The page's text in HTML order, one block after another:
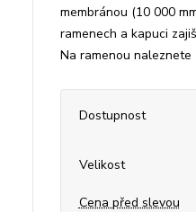
membránou (10 000
ramenech a kapuci
Na ramenou naleznete
Dostupnost
Velikost
Cena před slevou